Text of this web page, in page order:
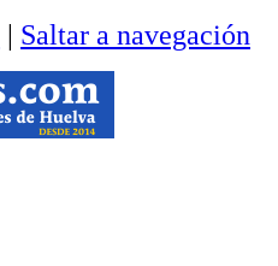
| Saltar a navegación